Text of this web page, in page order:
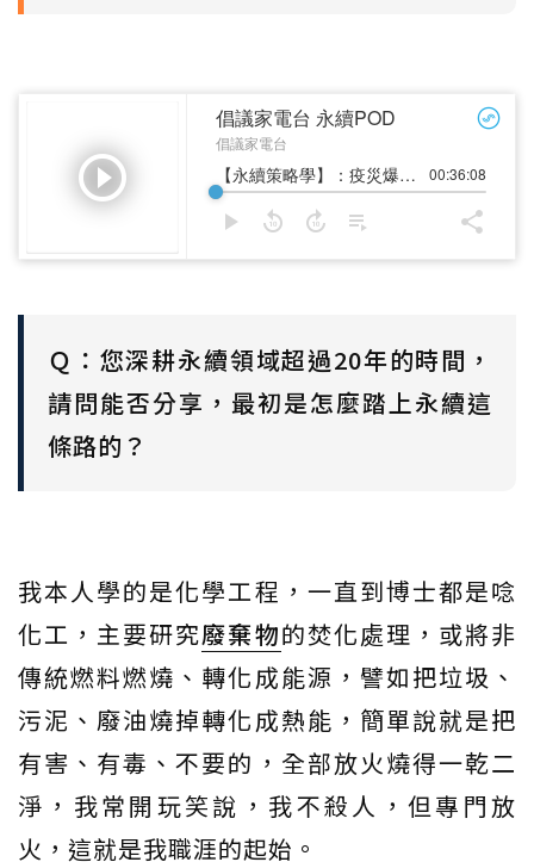
Ｑ：您深耕永續領域超過20年的時間，
請問能否分享，最初是怎麼踏上永續這
條路的？
我本人學的是化學工程，一直到博士都是唸
化工，主要研究廢棄物的焚化處理，或將非
傳統燃料燃燒、轉化成能源，譬如把垃圾、
污泥、廢油燒掉轉化成熱能，簡單說就是把
有害、有毒、不要的，全部放火燒得一乾二
淨，我常開玩笑說，我不殺人，但專門放
火，這就是我職涯的起始。